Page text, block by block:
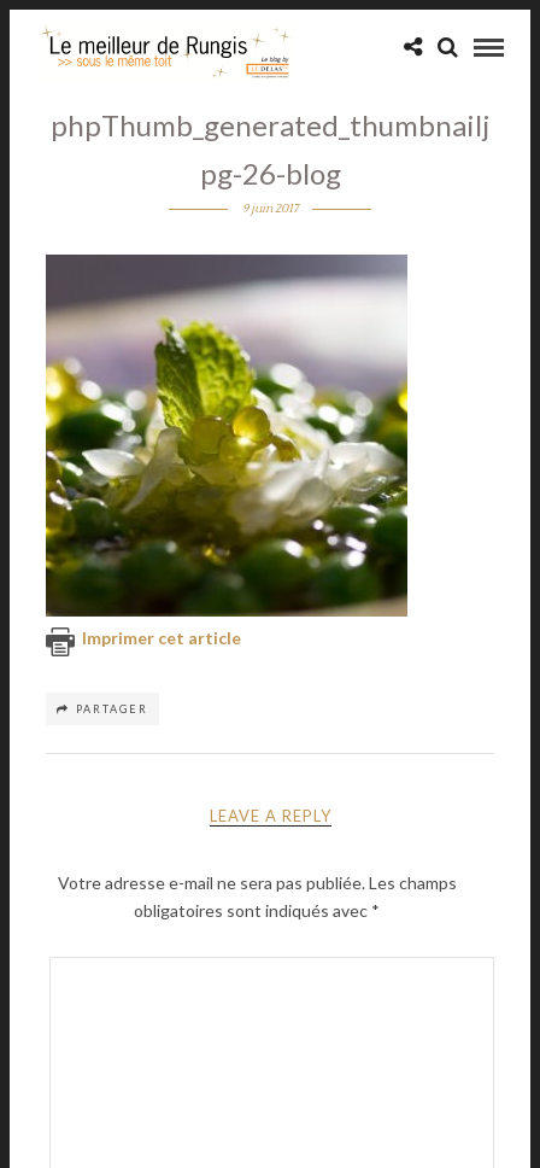
phpThumb_generated_thumbnailj
pg-26-blog
9 juin 2017
Imprimer cet article
PARTAGER
LEAVE A REPLY
Votre adresse e-mail ne sera pas publiée.Les champs
obligatoires sont indiqués avec *